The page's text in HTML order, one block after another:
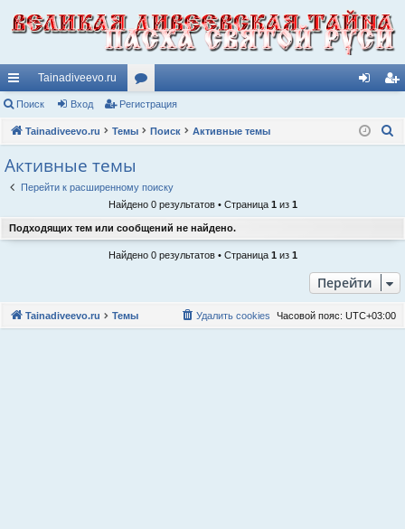
с
ы
лк
и
Tainadiveevo.ru
ор
ум д ис
Поиск Вход Регистрация
Tainadiveevo.ru Темы Поиск Активные темы
Активные темы
Перейти к расширенному поиску
Найдено 0 результатов • Страница 1 из 1
Подходящих тем или сообщений не найдено.
Найдено 0 результатов • Страница 1 из 1
Перейти
Tainadiveevo.ru Темы Часовой пояс: UTC+03:00
Удалить cookies